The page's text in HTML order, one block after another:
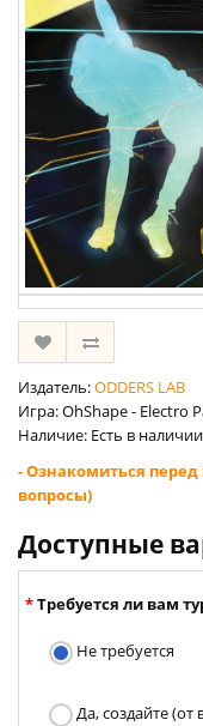
Издатель:ODDERS LAB
Игра: OhShape - Electro
Наличие: Есть в наличии
- Ознакомиться перед
вопросы)
Доступные
Требуется ли вам
Не требуется
Да, создайте